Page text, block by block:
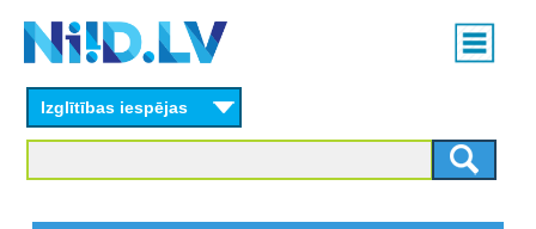
content
Main
menu
Izglītības iespējas